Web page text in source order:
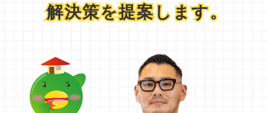
解決策を提案します。
解決策を提案します。